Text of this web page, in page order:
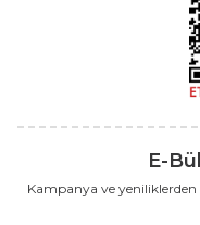
E-
Kampanya ve